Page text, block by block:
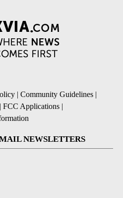
| Community Guidelines |
| FCC Applications |
NEWSLETTERS